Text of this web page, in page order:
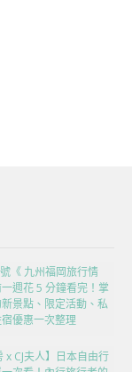
《 九州福岡旅行情
週花 5 分鐘看完！掌
景點、限定活動、私
優惠一次整理
x CJ夫人】日本自由行